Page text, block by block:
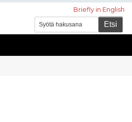
Briefly in English